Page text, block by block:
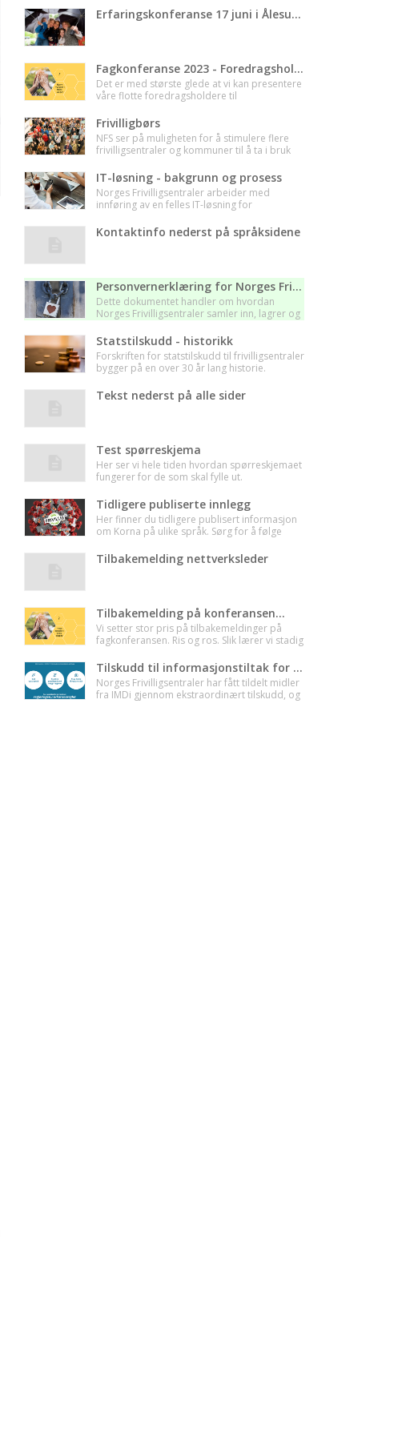
Erfaringskonferanse 17 juni i Ålesund
Fagkonferanse 2023 - Foredragsholdere
Det er med største glede at vi kan presentere
våre flotte foredragsholdere til
vår konferansier og sammen med
frivilligsentraler og andre aktuelle
foredragsholdere vil hun gi oss en innholdsrik
konferanse.
Frivilligbørs
NFS ser på muligheten for å stimulere flere
frivilligsentraler og kommuner til å ta i bruk
du finne status i dette arbeidet. Bildet er fra
Stavanger Frivilligbørs.
IT-løsning - bakgrunn og prosess
Norges Frivilligsentraler arbeider med
innføring av en felles IT-løsning for
om bakgrunn og ulike valg i denne prosessen.
Kontaktinfo nederst på språksidene
Personvernerklæring for Norges Frivilligsentraler
Dette dokumentet handler om hvordan
Norges Frivilligsentraler samler inn, lagrer og
kontakt med oss dersom du er usikker på hva
dette betyr for deg.
Statstilskudd - historikk
Forskriften for statstilskudd til frivilligsentraler
bygger på en over 30 år lang historie.
Tekst nederst på alle sider
Test spørreskjema
Her ser vi hele tiden hvordan spørreskjemaet
fungerer for de som skal fylle ut.
Tidligere publiserte innlegg
Her finner du tidligere publisert informasjon
om Korna på ulike språk. Sørg for å følge
Tilbakemelding nettverksleder
Tilbakemelding på konferansen...
Vi setter stor pris på tilbakemeldinger på
fagkonferansen. Ris og ros. Slik lærer vi stadig
det for eksempel noe du likte ekstra godt,
eller noe du savnet?
Tilskudd til informasjonstiltak for innvandrerbefolkningen
Norges Frivilligsentraler har fått tildelt midler
fra IMDi gjennom ekstraordinært tilskudd, og